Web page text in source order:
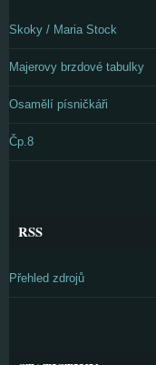
Skoky / Maria Stock
Majerovy brzdové tabulky
Osamělí písničkáři
Čp.8
RSS
Přehled zdrojů